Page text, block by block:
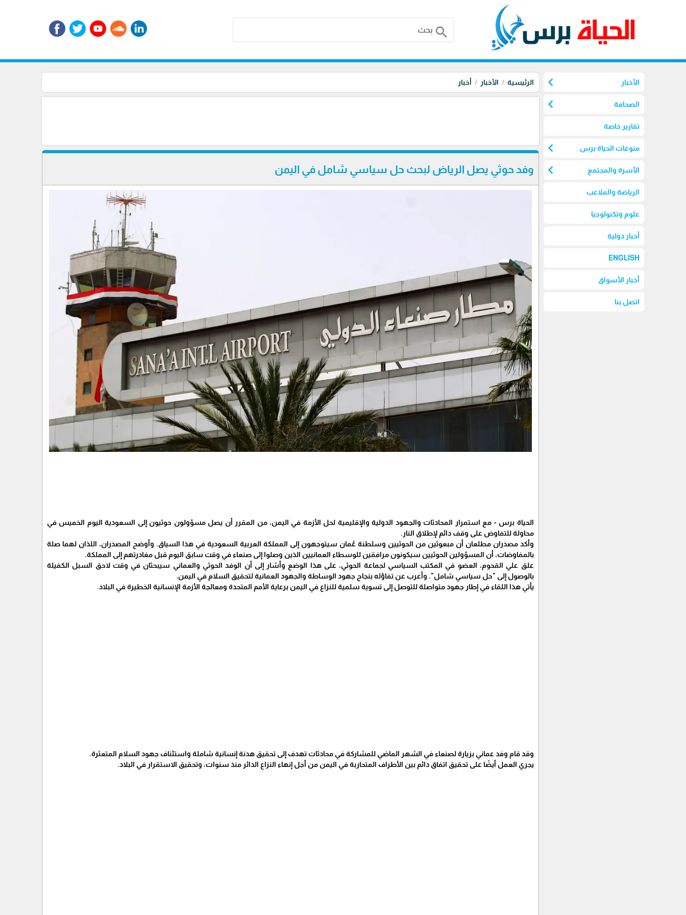
search
الأخبار chevron_left
الصحافة chevron_left
تقارير خاصة
منوعات الحياة برس chevron_left
الأسرة والمجتمع chevron_left
الرياضة والملاعب
علوم وتكنولوجيا
أخبار دولية
ENGLISH
أخبار الأسواق
اتصل بنا
الرئيسية الأخبار أخبار
وفد حوثي يصل الرياض لبحث حل سياسي شامل في اليمن
الحياة برس - مع استمرار المحادثات والجهود الدولية والإقليمية لحل الأزمة في اليمن، من المقرر أن يصل مسؤولون حوثيون إلى السعودية اليوم الخميس في
محاولة للتفاوض على وقف دائم لإطلاق النار.
وأكد مصدران مطلعان أن مبعوثين من الحوثيين وسلطنة عُمان سيتوجهون إلى المملكة العربية السعودية في هذا السياق. وأوضح المصدران، اللذان لهما صلة
بالمفاوضات، أن المسؤولين الحوثيين سيكونون مرافقين للوسطاء العمانيين الذين وصلوا إلى صنعاء في وقت سابق اليوم قبل مغادرتهم إلى المملكة.
علق علي القحوم، العضو في المكتب السياسي لجماعة الحوثي، على هذا الوضع وأشار إلى أن الوفد الحوثي والعماني سيبحثان في وقت لاحق السبل الكفيلة
بالوصول إلى "حل سياسي شامل". وأعرب عن تفاؤله بنجاح جهود الوساطة والجهود العمانية لتحقيق السلام في اليمن.
يأتي هذا اللقاء في إطار جهود متواصلة للتوصل إلى تسوية سلمية للنزاع في اليمن برعاية الأمم المتحدة ومعالجة الأزمة الإنسانية الخطيرة في البلاد.
وقد قام وفد عماني بزيارة لصنعاء في الشهر الماضي للمشاركة في محادثات تهدف إلى تحقيق هدنة إنسانية شاملة واستئناف جهود السلام المتعثرة.
يجري العمل أيضًا على تحقيق اتفاق دائم بين الأطراف المتحاربة في اليمن من أجل إنهاء النزاع الدائر منذ سنوات، وتحقيق الاستقرار في البلاد.